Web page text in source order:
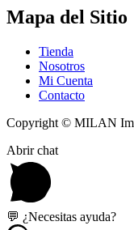
Mapa del Sitio
Tienda
Nosotros
Mi Cuenta
Contacto
Copyright © MILAN
Abrir chat
💬 ¿Necesitas ayuda?